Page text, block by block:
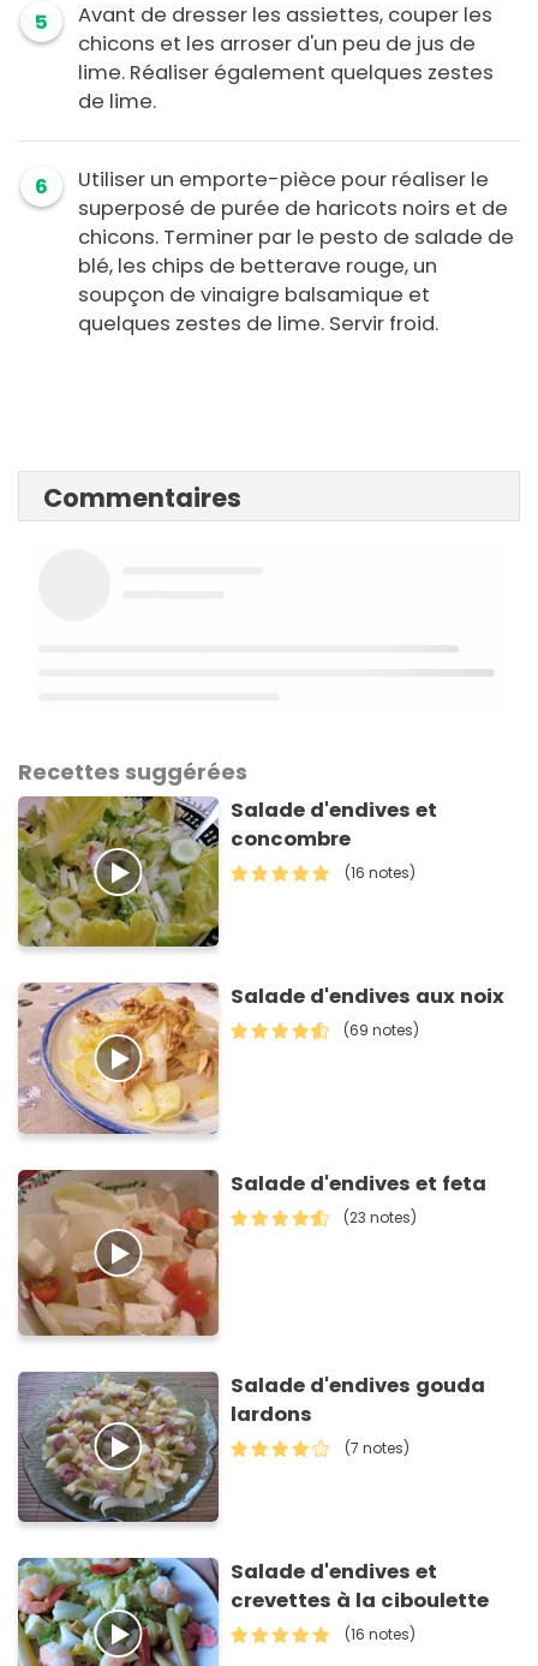
5
Avant de dresser les assiettes, couper les
chicons et les arroser d'un peu de jus de
lime. Réaliser également quelques zestes
de lime.
6
Utiliser un emporte-pièce pour réaliser le
superposé de purée de haricots noirs et de
chicons. Terminer par le pesto de salade de
blé, les chips de betterave rouge, un
soupçon de vinaigre balsamique et
quelques zestes de lime. Servir froid.
Commentaires
Recettes suggérées
Salade d'endives et
concombre
(16 notes)
Salade d'endives aux noix
(69 notes)
Salade d'endives et feta
(23 notes)
Salade d'endives gouda
lardons
(7 notes)
Salade d'endives et
crevettes à la ciboulette
(16 notes)